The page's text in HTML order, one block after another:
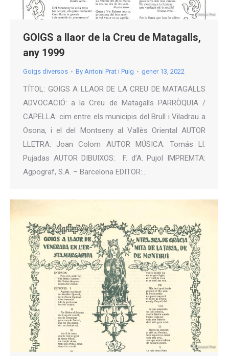
GOIGS a llaor de la Creu de Matagalls,
any 1999
Goigs diversos By Antoni Prat i Puig gener 13, 2022
TÍTOL: GOIGS A LLAOR DE LA CREU DE MATAGALLS
ADVOCACIÓ: a la Creu de Matagalls PARRÒQUIA /
CAPELLA: cim entre els municipis del Brull i Viladrau a
Osona, i el del Montseny al Vallès Oriental AUTOR
LLETRA: Joan Colom AUTOR MÚSICA: Tomás Ll.
Pujadas AUTOR DIBUIXOS: F. d’A. Pujol IMPREMTA:
Agpograf, S.A. – Barcelona EDITOR:…